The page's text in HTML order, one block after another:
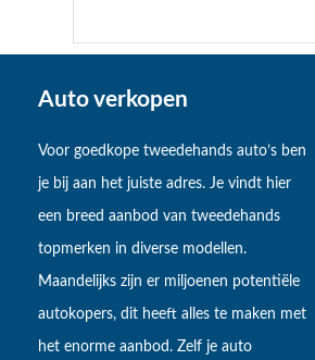
Auto verkopen
Voor goedkope tweedehands auto’s ben
je bij aan het juiste adres. Je vindt hier
een breed aanbod van tweedehands
topmerken in diverse modellen.
Maandelijks zijn er miljoenen potentiële
autokopers, dit heeft alles te maken met
het enorme aanbod. Zelf je auto